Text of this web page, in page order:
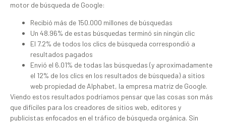
motor de búsqueda de Google:
Recibió más de 150.000 millones de búsquedas
Un 48.96% de estas búsquedas terminó sin ningún clic
El 7.2% de todos los clics de búsqueda correspondió a
resultados pagados
Envió el 6.01% de todas las búsquedas (y aproximadamente
el 12% de los clics en los resultados de búsqueda) a sitios
web propiedad de Alphabet, la empresa matriz de Google.
Viendo estos resultados podríamos pensar que las cosas son más
que difíciles para los creadores de sitios web, editores y
publicistas enfocados en el tráfico de búsqueda orgánica. Sin